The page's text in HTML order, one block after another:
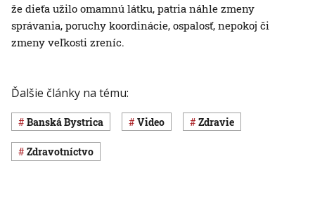
že dieťa užilo omamnú látku, patria náhle zmeny
správania, poruchy koordinácie, ospalosť, nepokoj či
zmeny veľkosti zreníc.
Ďalšie články na tému:
Banská Bystrica Video Zdravie
Zdravotníctvo